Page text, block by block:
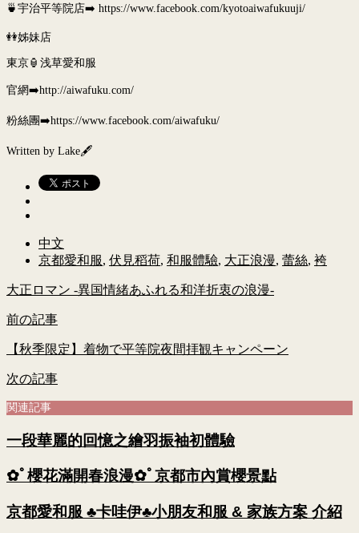
🍵宇治平等院店➡️ https://www.facebook.com/kyotoaiwafukuuji/
👭姊妹店
東京🏮浅草愛和服
官網➡️http://aiwafuku.com/
粉絲團➡️https://www.facebook.com/aiwafuku/
Written by Lake🖋
中文
京都愛和服, 伏見稻荷, 和服體驗, 大正浪漫, 蕾絲, 袴
大正ロマン -異国情緒あふれる和洋折衷の浪漫-
前の記事
【秋季限定】着物で平等院夜間拝観キャンペーン
次の記事
関連記事
一段華麗的回憶之繪羽振袖初體驗
✿ﾟ櫻花滿開春浪漫✿ﾟ京都市內賞櫻景點
京都愛和服 ♣卡哇伊♣小朋友和服 & 家族方案 介紹